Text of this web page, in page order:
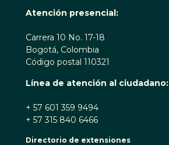
Atención presencial:
Carrera 10 No. 17-18
Bogotá, Colombia
Código postal 110321
Línea de atención al ciudadano:
+ 57 601 359 9494
+ 57 315 840 6466
Directorio de extensiones